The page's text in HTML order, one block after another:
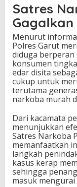
Satres
Menurut
Polres Garut
diduga berperan
konsumen
edar disita
cukup untuk
terutama
narkoba murah
Dari kacamata
menunjukkan
Satres Narkoba
memanfaatkan
langkah
kasus kerap
sehingga
masuk